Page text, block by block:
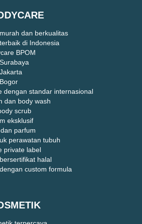
dan berkualitas
di Indonesia
BPOM
dengan standar internasional
dan body wash
scrub
eksklusif
parfum
perawatan tubuh
private label
halal
custom formula